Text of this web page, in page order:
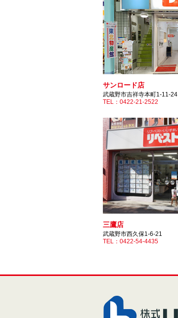
サンロード店
武蔵野市吉祥寺本町1-11-24
TEL：0422-21-2522
三鷹店
武蔵野市西久保1-6-21
TEL：0422-54-4435